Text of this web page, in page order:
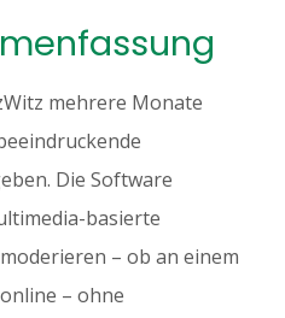
mehrere Monate
Die Software
basierte
– ob an einem
– ohne